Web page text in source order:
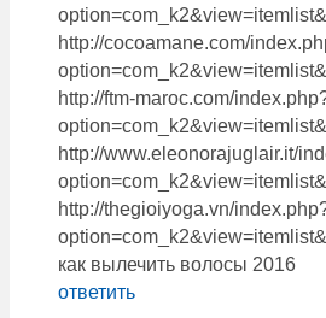
http://cocoamane.com/
http://ftm-maroc.com/
http://www.eleonorajuglair.it/
http://thegioiyoga.vn/
как вылечить волосы 2016
ответить